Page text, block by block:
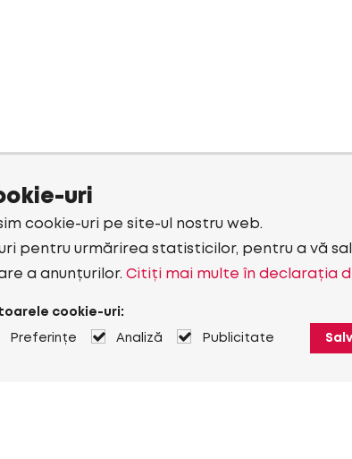
uri
cookie-uri pe site-ul nostru web.
pentru urmărirea statisticilor, pentru a vă
a anunțurilor. Citiți mai multe în declarația
cookie-uri:
Preferințe Analiză Publicitate